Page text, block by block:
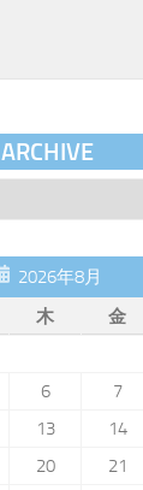
ARCHIVE
2026年8月
木 金
6 7
13 14
20 21